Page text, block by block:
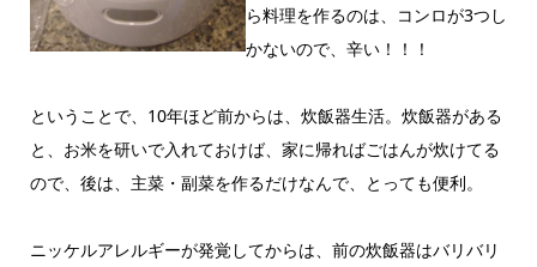
ら料理を作るのは、コンロが3つし
かないので、辛い！！！
ということで、10年ほど前からは、炊飯器生活。炊飯器がある
と、お米を研いで入れておけば、家に帰ればごはんが炊けてる
ので、後は、主菜・副菜を作るだけなんで、とっても便利。
ニッケルアレルギーが発覚してからは、前の炊飯器はバリバリ